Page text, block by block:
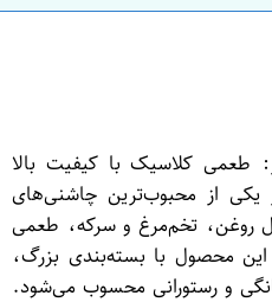
دلپذیر: طعمی کلاسیک با کیفیت بالا
دلپذیر یکی از محبوب‌ترین چاشنی‌های
روغن، تخم‌مرغ و سرکه، طعمی
این محصول با بسته‌بندی بزرگ،
و رستورانی محسوب می‌شود.